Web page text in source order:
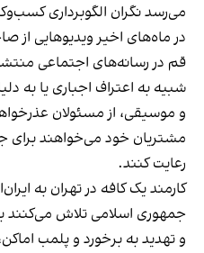
می‌رسد نگران الگوبرداری
در ماه‌های اخیر ویدیوهایی از
قم در رسانه‌های اجتماعی
شبیه به اعتراف اجباری یا به
و موسیقی، از مسئولان
مشتریان خود می‌خواهند برای
رعایت کنند.
کارمند یک کافه در تهران به
جمهوری اسلامی تلاش می‌کنند
و تهدید به برخورد و پلمب